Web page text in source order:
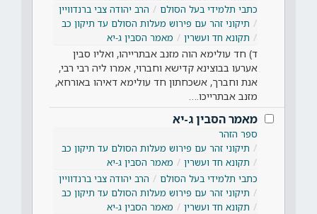
כתבי תלמידי בעל הסולם
הרב יהודה צבי ברנדוויין
תיקוני זהר עם פירוש מעלות הסולם עד תיקון כב
תקונא חד ועשרין
מאמר הסבין ג-יא
ד) חד עולימא הוה מזנב אבתרייהו, ואליו סבין
אערעו בבוצינא קדישא וחברוי, אמרו ליה רבי רבי,
אנת וחברך, אשכחתון חד עולימא דאיהו באורחא,
מזנב אבתרייכו.…
מאמר הסבין ג-יא
ספר הזהר
תיקוני זהר עם פירוש מעלות הסולם עד תיקון כב
תקונא חד ועשרין
מאמר הסבין ג-יא
כתבי תלמידי בעל הסולם
הרב יהודה צבי ברנדוויין
תיקוני זהר עם פירוש מעלות הסולם עד תיקון כב
תקונא חד ועשרין
מאמר הסבין ג-יא